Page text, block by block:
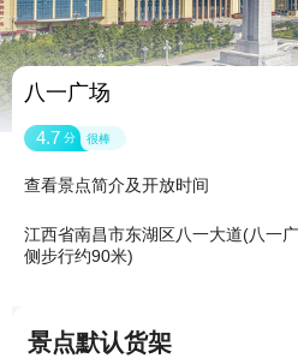
八一广场
4.7 分 很棒
查看景点简介及开放时间
江西省南昌市东湖区八一大道(八一
侧步行约90米)
景点默认货架